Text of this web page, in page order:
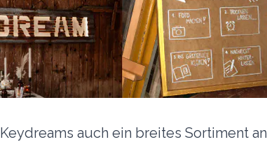
Keydreams auch ein breites Sortiment an